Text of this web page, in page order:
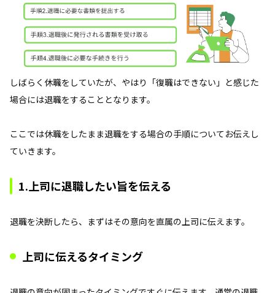
しばらく休職をしていたが、やはり「復職はできない」と感じた
場合には退職をすることとなります。
ここでは休職をしたまま退職をする場合の手順についてお伝えし
ていきます。
1.上司に退職したい旨を伝える
退職を決断したら、まずはその意向を直属の上司に伝えます。
上司に伝えるタイミング